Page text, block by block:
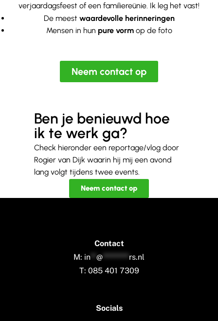
verjaardagsfeest of een familiereünie. Ik leg het vast!
De meest waardevolle herinneringen
Mensen in hun pure vormop de foto
Neem contact op
Ben je benieuwd hoe
ik te werk ga?
Check hieronder een reportage/vlog door
Rogier van Dijk waarin hij mij een avond
lang volgt tijdens twee events.
Neem contact op
Contact
M: in ** @ ********* rs.nl
T: 085 401 7309
Socials